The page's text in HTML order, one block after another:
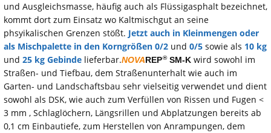
und Ausgleichsmasse, häufig auch als Flüssigasphalt bezeichnet,
kommt dort zum Einsatz wo Kaltmischgut an seine
phsyikalischen Grenzen stößt. Jetzt auch in Kleinmengen oder
als Mischpalette in den Korngrößen 0/2 und 0/5 sowie als 10 kg
und 25 kg Gebinde lieferbar.NOVAREP®SM-K wird sowohl im
Straßen- und Tiefbau, dem Straßenunterhalt wie auch im
Garten- und Landschaftsbau sehr vielseitig verwendet und dient
sowohl als DSK, wie auch zum Verfüllen von Rissen und Fugen <
3 mm , Schlaglöchern, Längsrillen und Abplatzungen bereits ab
0,1 cm Einbautiefe, zum Herstellen von Anrampungen, dem